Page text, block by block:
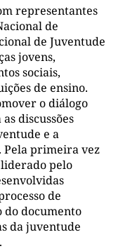
representantes
de
de Juventude
jovens,
sociais,
de ensino.
o diálogo
discussões
e a
Pela primeira vez
pelo
de
do documento
da juventude